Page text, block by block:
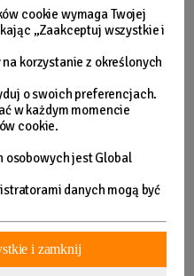
cookie wymaga Twojej
„Zaakceptuj wszystkie i
korzystanie z określonych
o swoich preferencjach.
w każdym momencie
cookie.
osobowych jest Global
danych mogą być
i zamknij